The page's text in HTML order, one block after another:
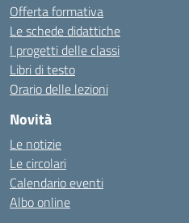
Offerta formativa
Le schede didattiche
I progetti delle classi
Libri di testo
Orario delle lezioni
Novità
Le notizie
Le circolari
Calendario eventi
Albo online